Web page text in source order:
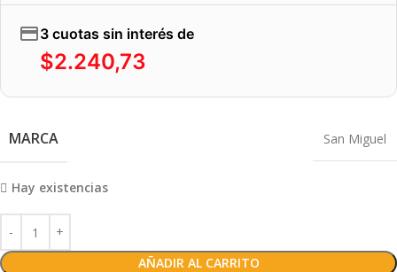
3 cuotas sin interés de
$2.240,73
MARCA San Miguel
Hay existencias
AÑADIR AL CARRITO